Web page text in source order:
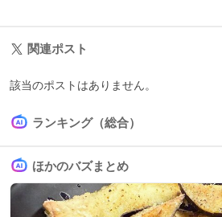
関連ポスト
該当のポストはありません。
ランキング（総合）
ほかのバズまとめ